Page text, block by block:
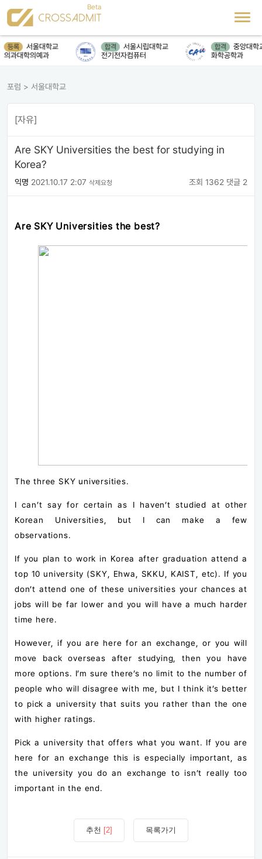
등록
서울대학교
의과대학의예과
합격
서울시립대학교
전기전자컴퓨터
합격
중앙대학교
화학공학과
포럼 > 서울대학교
[자유]
Are SKY Universities the best for studying in
Korea?
익명 2021.10.17 2:07 삭제요청 조회 1362 댓글 2
Are SKY Universities the best?
The three SKY universities.
I can’t say for certain as I haven’t studied at other
Korean Universities, but I can make a few
observations.
If you plan to work in Korea after graduation attend a
top 10 university (SKY, Ehwa, SKKU, KAIST, etc). If you
don’t attend one of these universities your chances at
jobs will be far lower and you will have a much harder
time here.
However, if you are here for an exchange, or you will
move back overseas after studying, then you have
more options. I’m sure there’s no limit to the number of
people who will disagree with me, but I think it’s better
to pick a university that suits you rather than the one
with higher ratings.
Pick a university that offers what you want. If you are
here for an exchange this is especially important, as
the university you do an exchange to isn’t really too
important in the end.
추천 [2] 목록가기